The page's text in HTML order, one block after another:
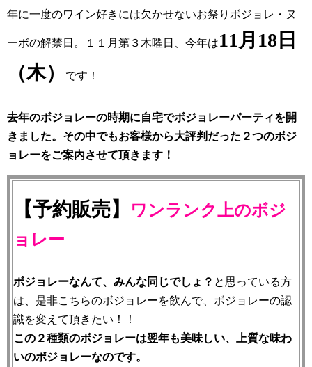
年に一度のワイン好きには欠かせないお祭りボジョレ・ヌ
ーボの解禁日。１１月第３木曜日、今年は11月18日
（木）
です！
去年のボジョレーの時期に自宅でボジョレーパーティを開
きました。その中でもお客様から大評判だった２つのボジ
ョレーをご案内させて頂きます！
【予約販売】
ワンランク上のボジ
ョレー
ボジョレーなんて、みんな同じでしょ？ と思っている方
は、是非こちらのボジョレーを飲んで、ボジョレーの認
識を変えて頂きたい！！
この２種類のボジョレーは翌年も美味しい、上質な味わ
いのボジョレーなのです。